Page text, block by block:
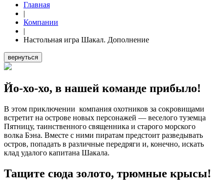
Главная
|
Компании
|
Настольная игра Шакал. Дополнение
вернуться
Йо-хо-хо, в нашей команде прибыло!
В этом приключении компания охотников за сокровищами
встретит на острове новых персонажей — веселого туземца
Пятницу, таинственного священника и старого морского
волка Бэна. Вместе с ними пиратам предстоит разведывать
остров, попадать в различные передряги и, конечно, искать
клад удалого капитана Шакала.
Тащите сюда золото, трюмные крысы!